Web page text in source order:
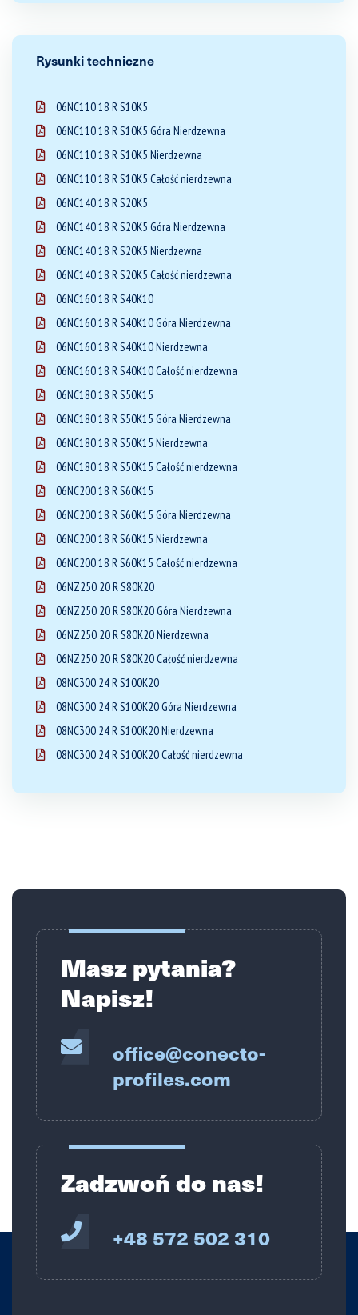
Rysunki techniczne
06NC110 18 R S10K5
06NC110 18 R S10K5 Góra Nierdzewna
06NC110 18 R S10K5 Nierdzewna
06NC110 18 R S10K5 Całość nierdzewna
06NC140 18 R S20K5
06NC140 18 R S20K5 Góra Nierdzewna
06NC140 18 R S20K5 Nierdzewna
06NC140 18 R S20K5 Całość nierdzewna
06NC160 18 R S40K10
06NC160 18 R S40K10 Góra Nierdzewna
06NC160 18 R S40K10 Nierdzewna
06NC160 18 R S40K10 Całość nierdzewna
06NC180 18 R S50K15
06NC180 18 R S50K15 Góra Nierdzewna
06NC180 18 R S50K15 Nierdzewna
06NC180 18 R S50K15 Całość nierdzewna
06NC200 18 R S60K15
06NC200 18 R S60K15 Góra Nierdzewna
06NC200 18 R S60K15 Nierdzewna
06NC200 18 R S60K15 Całość nierdzewna
06NZ250 20 R S80K20
06NZ250 20 R S80K20 Góra Nierdzewna
06NZ250 20 R S80K20 Nierdzewna
06NZ250 20 R S80K20 Całość nierdzewna
08NC300 24 R S100K20
08NC300 24 R S100K20 Góra Nierdzewna
08NC300 24 R S100K20 Nierdzewna
08NC300 24 R S100K20 Całość nierdzewna
Masz pytania?
Napisz!
office@conecto-
profiles.com
Zadzwoń do nas!
+48 572 502 310